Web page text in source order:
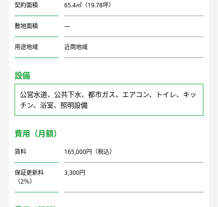
契約面積 65.4㎡（19.78坪）
敷地面積 ―
用途地域 近商地域
設備
公営水道、公共下水、都市ガス、エアコン、トイレ、キッ
チン、浴室、照明設備
費用（月額）
賃料 165,000円（税込）
保証更新料
（2％）
3,300円